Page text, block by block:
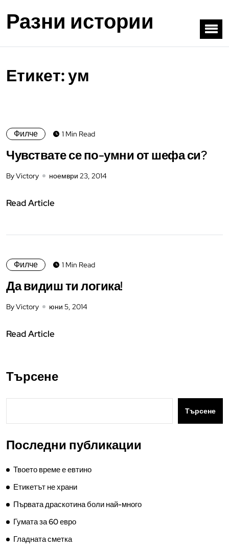
Разни истории
Етикет:ум
Филче 1 Min Read
Чувствате се по-умни от шефа си?
By Victory ноември 23, 2014
Read Article
Филче 1 Min Read
Да видиш ти логика!
By Victory юни 5, 2014
Read Article
Търсене
Търсене
Последни публикации
Твоето време е евтино
Етикетът не храни
Първата драскотина боли най-много
Гумата за 60 евро
Гладната сметка